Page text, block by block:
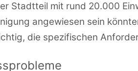
Stadtteil mit rund 20.000
angewiesen sein
die spezifischen